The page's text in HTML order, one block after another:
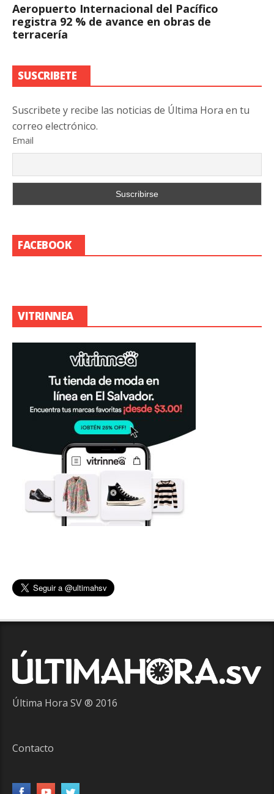
Aeropuerto Internacional del Pacífico
registra 92 % de avance en obras de
terracería
SUSCRIBETE
Suscribete y recibe las noticias de Última Hora en tu
correo electrónico.
Email
FACEBOOK
VITRINNEA
Última Hora SV ® 2016
Contacto